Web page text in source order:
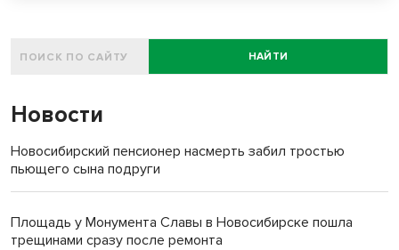
НАЙТИ
Новости
Новосибирский пенсионер насмерть забил тростью
пьющего сына подруги
Площадь у Монумента Славы в Новосибирске пошла
трещинами сразу после ремонта